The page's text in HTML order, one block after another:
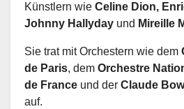
Künstlern wie Celine Dion,
Johnny Hallyday und Mireille
Sie trat mit Orchestern wie dem
de Paris, dem Orchestre
de France und der Claude
auf.